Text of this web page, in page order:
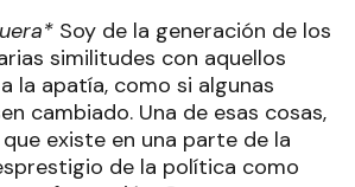
Soy de la generación de los
similitudes con aquellos
la apatía, como si algunas
cambiado. Una de esas cosas,
existe en una parte de la
de la política como